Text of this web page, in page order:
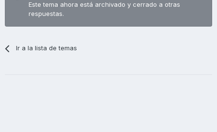
Este tema ahora está archivado y cerrado a otras
respuestas.
Ir a la lista de temas